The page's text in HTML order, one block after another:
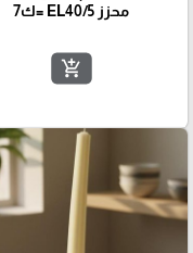
محزز EL40/5 =ك7
add_shopping_cart